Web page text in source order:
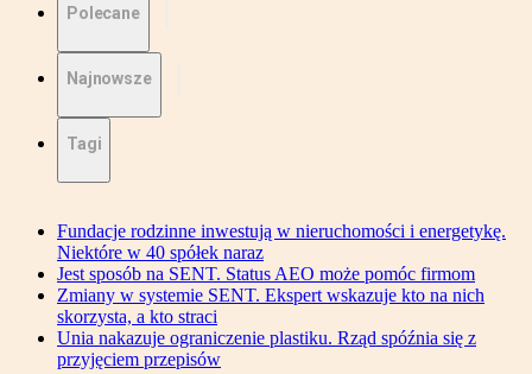
Polecane
Najnowsze
Tagi
Fundacje rodzinne inwestują w nieruchomości i energetykę.
Niektóre w 40 spółek naraz
Jest sposób na SENT. Status AEO może pomóc firmom
Zmiany w systemie SENT. Ekspert wskazuje kto na nich
skorzysta, a kto straci
Unia nakazuje ograniczenie plastiku. Rząd spóźnia się z
przyjęciem przepisów